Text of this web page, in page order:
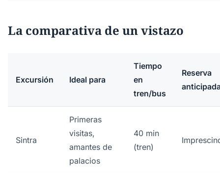
La comparativa de un vistazo
Excursión Ideal para
Tiempo
en
tren/bus
Reserva
Sintra
Primeras
visitas,
amantes de
palacios
40 min
(tren)